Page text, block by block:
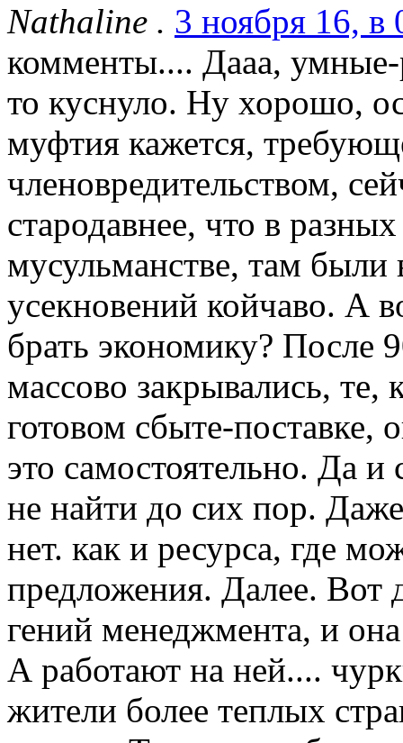
Nathaline . 3 ноября 16, в
комменты.... Дааа, умные-
то куснуло. Ну хорошо,
муфтия кажется,
членовредительством,
стародавнее, что в
мусульманстве, там были
усекновений койчаво. А
брать экономику? После
массово закрывались, те,
готовом сбыте-поставке,
это самостоятельно. Да и
не найти до сих пор.
нет. как и ресурса, где
предложения. Далее. Вот
гений менеджмента, и
А работают на ней....
жители более теплых